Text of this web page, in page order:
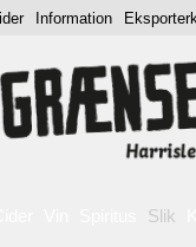
Slik
Information